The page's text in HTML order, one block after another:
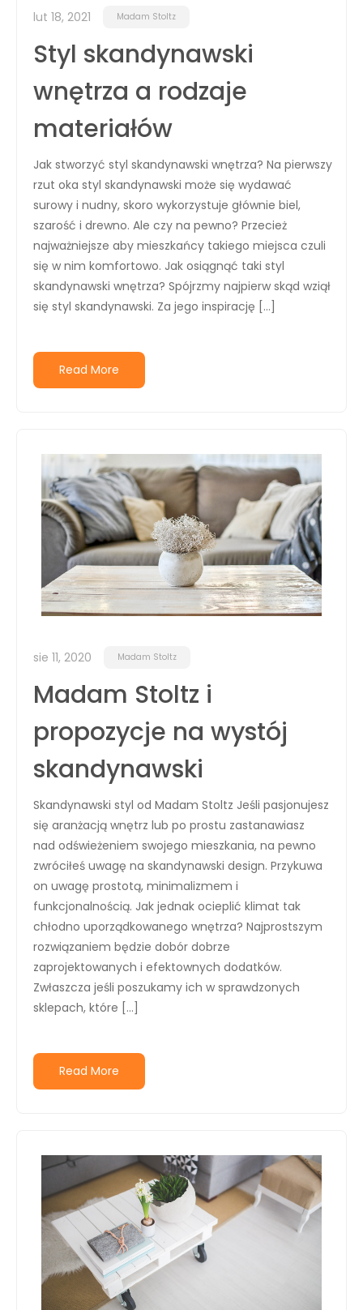
lut 18, 2021 Madam Stoltz
Styl skandynawski
wnętrza a rodzaje
materiałów
Jak stworzyć styl skandynawski wnętrza? Na pierwszy
rzut oka styl skandynawski może się wydawać
surowy i nudny, skoro wykorzystuje głównie biel,
szarość i drewno. Ale czy na pewno? Przecież
najważniejsze aby mieszkańcy takiego miejsca czuli
się w nim komfortowo. Jak osiągnąć taki styl
skandynawski wnętrza? Spójrzmy najpierw skąd wziął
się styl skandynawski. Za jego inspirację […]
Read More
sie 11, 2020 Madam Stoltz
Madam Stoltz i
propozycje na wystój
skandynawski
Skandynawski styl od Madam Stoltz Jeśli pasjonujesz
się aranżacją wnętrz lub po prostu zastanawiasz
nad odświeżeniem swojego mieszkania, na pewno
zwróciłeś uwagę na skandynawski design. Przykuwa
on uwagę prostotą, minimalizmem i
funkcjonalnością. Jak jednak ocieplić klimat tak
chłodno uporządkowanego wnętrza? Najprostszym
rozwiązaniem będzie dobór dobrze
zaprojektowanych i efektownych dodatków.
Zwłaszcza jeśli poszukamy ich w sprawdzonych
sklepach, które […]
Read More